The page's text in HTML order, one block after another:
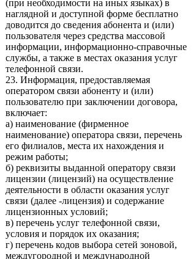
(при необходимости на иных языках) в
наглядной и доступной форме бесплатно
доводится до сведения абонента и (или)
пользователя через средства массовой
информации, информационно-справочные
службы, а также в местах оказания услуг
телефонной связи.
23. Информация, предоставляемая
оператором связи абоненту и (или)
пользователю при заключении договора,
включает:
а) наименование (фирменное
наименование) оператора связи, перечень
его филиалов, места их нахождения и
режим работы;
б) реквизиты выданной оператору связи
лицензии (лицензий) на осуществление
деятельности в области оказания услуг
связи (далее -лицензия) и содержание
лицензионных условий;
в) перечень услуг телефонной связи,
условия и порядок их оказания;
г) перечень кодов выбора сетей зоновой,
междугородной и международной